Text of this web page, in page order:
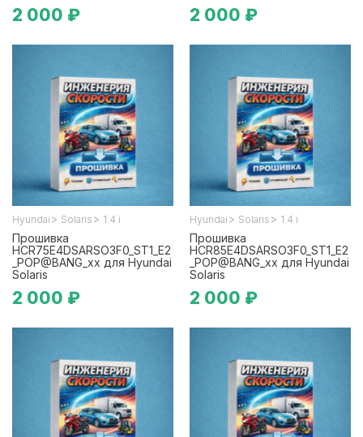
2 000 ₽ 2 000 ₽
Hyundai > Solaris > 1.4 i
Прошивка
HCR75E4DSARSO3F0_ST1_E2
_POP@BANG_xx для Hyundai
Solaris
2 000 ₽
Hyundai > Solaris > 1.4 i
Прошивка
HCR85E4DSARSO3F0_ST1_E2
_POP@BANG_xx для Hyundai
Solaris
2 000 ₽